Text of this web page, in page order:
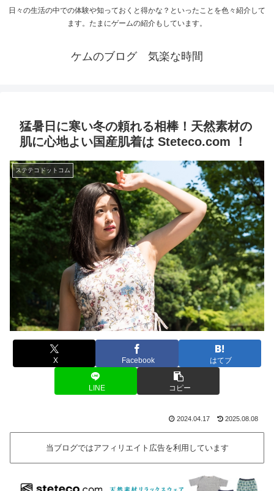
日々の生活の中での体験や知っておくと得かな？といったことを色々紹介して
ます。たまにゲームの紹介もしています。
ケムのブログ 気楽な時間
猛暑日に寒い冬の頼れる相棒！天然素材の
肌に心地よい国産肌着は Steteco.com ！
ステテコドットコム
X Facebook はてブ
LINE コピー
2024.04.17 2025.08.08
当ブログではアフィリエイト広告を利用しています